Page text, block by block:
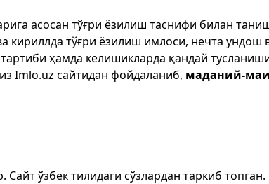
асосан тўғри ёзилиш таснифи билан
кириллда тўғри ёзилиш имлоси, нечта ундош
ҳамда келишикларда қандай
Imlo.uz сайтидан фойдаланиб, маданий-
ўзбек тилидаги сўзлардан таркиб